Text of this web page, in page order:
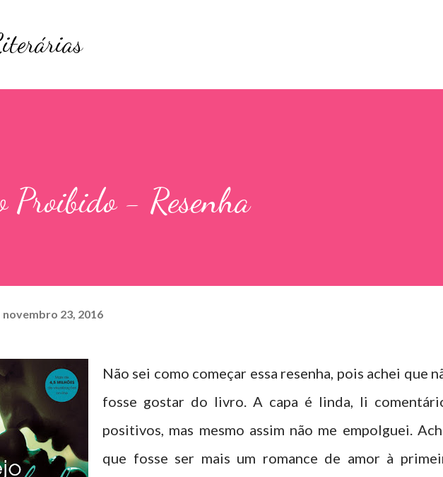
Proibido - Resenha
novembro 23, 2016
Não sei como começar essa resenha, pois achei que
fosse gostar do livro. A capa é linda, li
positivos, mas mesmo assim não me empolguei.
que fosse ser mais um romance de amor à